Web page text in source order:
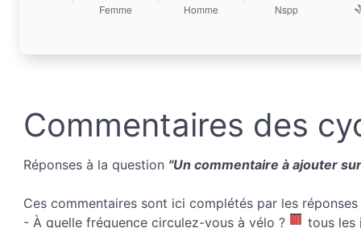
Commentaires des
Réponses à la question "Un commentaire à ajouter
Ces commentaires sont ici complétés par les
- À quelle fréquence circulez-vous à vélo ?
tous les